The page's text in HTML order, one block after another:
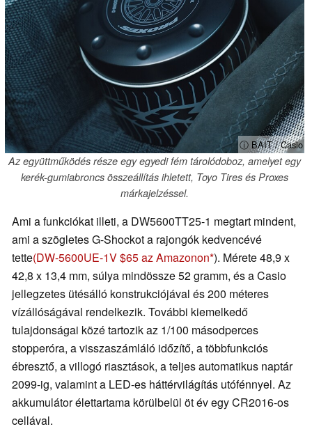
ⓘ BAIT / Casio
Az együttműködés része egy egyedi fém tárolódoboz, amelyet egy
kerék-gumiabroncs összeállítás ihletett, Toyo Tires és Proxes
márkajelzéssel.
Ami a funkciókat illeti, a DW5600TT25-1 megtart mindent,
ami a szögletes G-Shockot a rajongók kedvencévé
tette(DW-5600UE-1V $65 az Amazonon ). Mérete 48,9 x
42,8 x 13,4 mm, súlya mindössze 52 gramm, és a Casio
jellegzetes ütésálló konstrukciójával és 200 méteres
vízállóságával rendelkezik. További kiemelkedő
tulajdonságai közé tartozik az 1/100 másodperces
stopperóra, a visszaszámláló időzítő, a többfunkciós
ébresztő, a villogó riasztások, a teljes automatikus naptár
2099-ig, valamint a LED-es háttérvilágítás utófénnyel. Az
akkumulátor élettartama körülbelül öt év egy CR2016-os
cellával.